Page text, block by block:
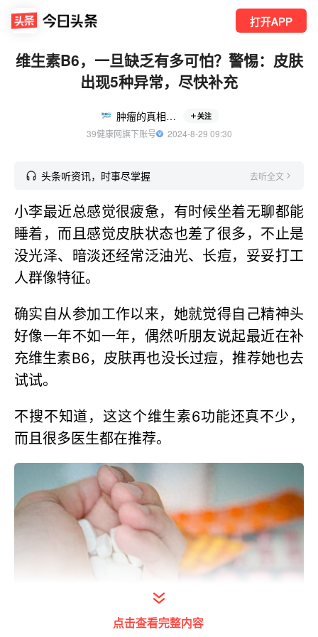
打开APP
维生素B6，一旦缺乏有多可怕？警惕：皮肤
出现5种异常，尽快补充
肿瘤的真相与误区 关注
39健康网旗下账号
  2024-8-29 09:30
头条听资讯，时事尽掌握 去听全文
小李最近总感觉很疲惫，有时候坐着无聊都能
睡着，而且感觉皮肤状态也差了很多，不止是
没光泽、暗淡还经常泛油光、长痘，妥妥打工
人群像特征。
确实自从参加工作以来，她就觉得自己精神头
好像一年不如一年，偶然听朋友说起最近在补
充维生素B6，皮肤再也没长过痘，推荐她也去
试试。
不搜不知道，这这个维生素6功能还真不少，
而且很多医生都在推荐。
点击查看完整内容